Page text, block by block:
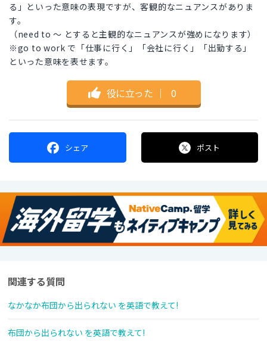
る」といった意味の表現ですが、客観的なニュアンスがありま
す。
（need to 〜 とすると主観的なニュアンスが強めになります）
※go to work で「仕事に行く」「会社に行く」「出勤する」
といった意味を表せます。
役に立った ｜ 0
シェア ポスト
関連する質問
なかなか布団から出られない を英語で教えて!
布団から出られない を英語で教えて!